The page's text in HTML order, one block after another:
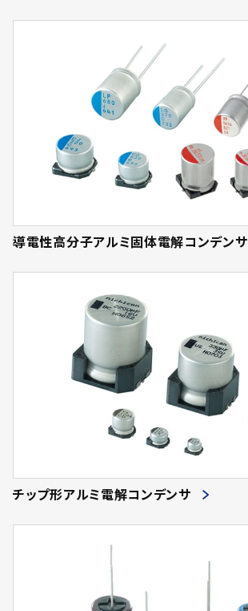
導電性高分子アルミ固体電解コンデンサ
チップ形アルミ電解コンデンサ